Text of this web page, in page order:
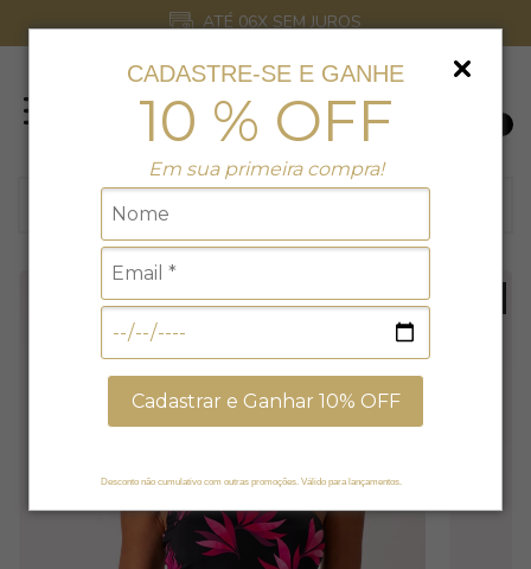
CADASTRE-SE E GANHE
10 % OFF
Em sua primeira compra!
Cadastrar e Ganhar 10% OFF
Desconto não cumulativo com outras promoções. Válido para lançamentos.
ATÉ 06X SEM JUROS
25% EXCLUSIVO NO SITE